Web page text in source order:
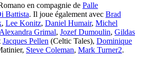
en compagnie de Palle
Battista. Il joue également avec Brad
, Lee Konitz, Daniel Humair, Michel
Alexandra Grimal, Jozef Dumoulin, Gildas
Jacques Pellen (Celtic Tales), Dominique
Steve Coleman, Mark Turner2.